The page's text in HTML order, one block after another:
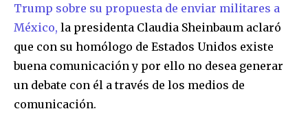
Trump sobre su propuesta de enviar militares a
México, la presidenta Claudia Sheinbaum aclaró
que con su homólogo de Estados Unidos existe
buena comunicación y por ello no desea generar
un debate con él a través de los medios de
comunicación.